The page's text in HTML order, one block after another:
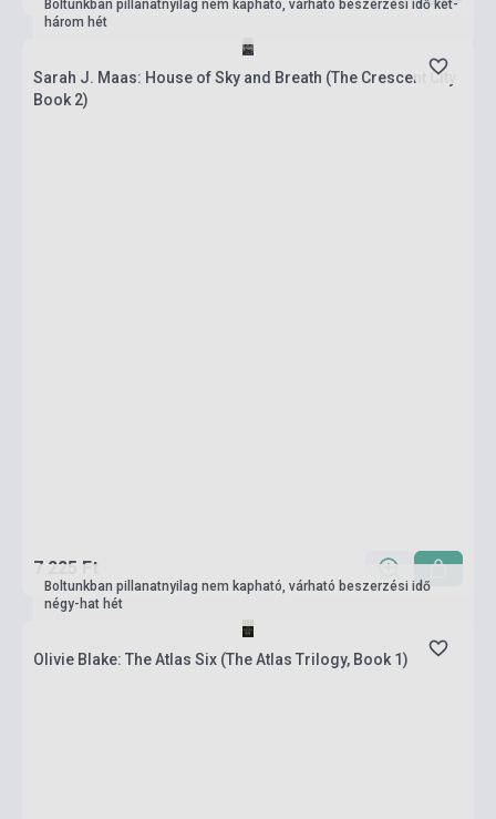
Boltunkban pillanatnyilag nem kapható, várható beszerzési idő két-
három hét
Sarah J. Maas: House of Sky and Breath (The Crescent City
Book 2)
7 225 Ft
Boltunkban pillanatnyilag nem kapható, várható beszerzési idő
négy-hat hét
Olivie Blake: The Atlas Six (The Atlas Trilogy, Book 1)